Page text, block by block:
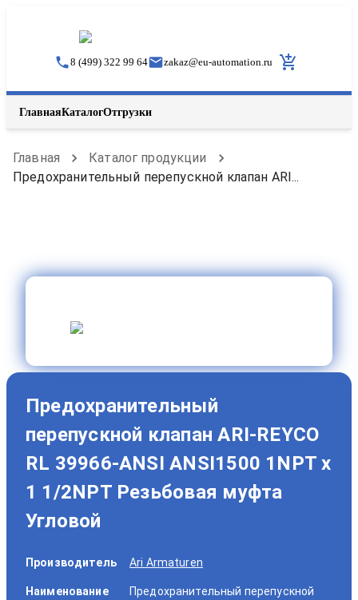
8 (499) 322 99 64 zakaz@eu-automation.ru
ГлавнаяКаталогОтгрузки
Главная
Каталог продукции
Предохранительный перепускной клапан ARI...
Предохранительный
перепускной клапан ARI-REYCO
RL 39966-ANSI ANSI1500 1NPT x
1 1/2NPT Резьбовая муфта
Угловой
Производитель Ari Armaturen
Наименование
Предохранительный перепускной